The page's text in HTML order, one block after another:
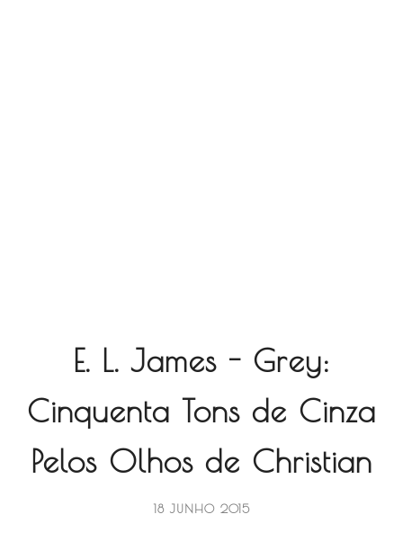
E. L. James - Grey:
Cinquenta Tons de Cinza
Pelos Olhos de Christian
18 JUNHO 2015